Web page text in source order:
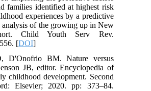
families identified at highest risk
experiences by a predictive
analysis of the growing up in New
Child Youth Serv Rev.
[DOI
D'Onofrio BM. Nature versus
JB, editor. Encyclopedia of
childhood development. Second
Elsevier; 2020. pp: 373–84.